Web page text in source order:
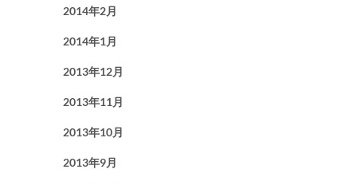
2014年2月
2014年1月
2013年12月
2013年11月
2013年10月
2013年9月